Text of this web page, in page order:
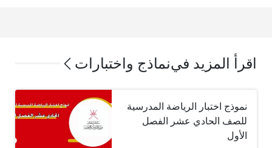
اقرأ المزيد فينماذج واختبارات
نموذج اختبار الرياضة المدرسية
للصف الحادي عشر الفصل
الأول